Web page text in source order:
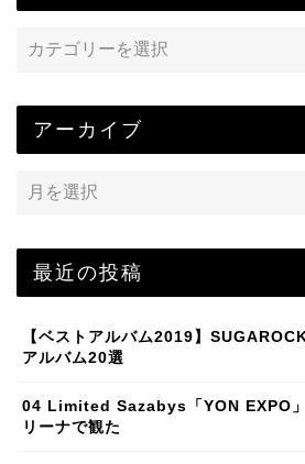
アーカイブ
最近の投稿
【ベストアルバム2019】
アルバム20選
04 Limited Sazabys「YON EXPO
リーナで観た